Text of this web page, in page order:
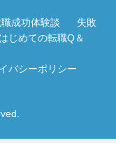
成功体験談
失敗
はじめての転職Q＆
バシーポリシー